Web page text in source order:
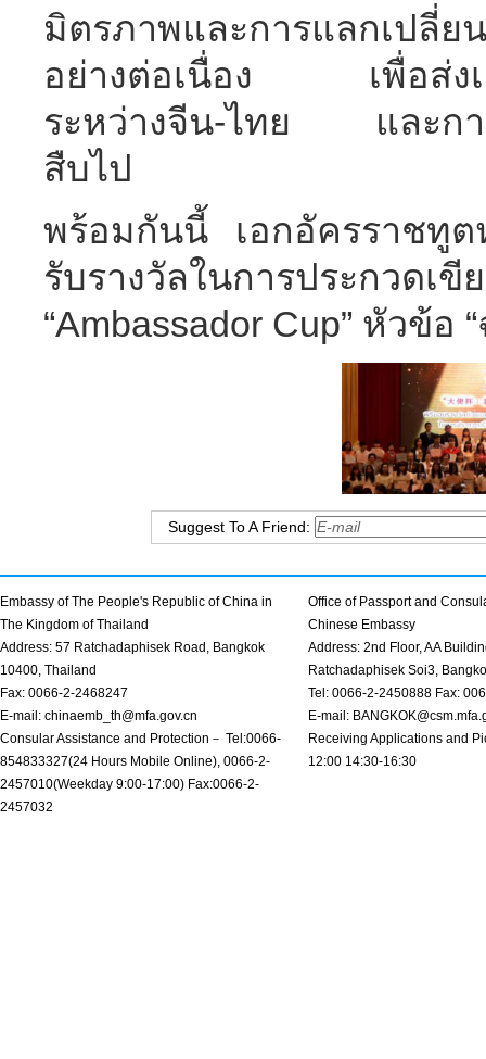
มิตรภาพและการแลกเปลี่
อย่างต่อเนื่อง เพื่อส่งเส
ระหว่างจีน-ไทย และกา
สืบไป
พร้อมกันนี้ เอกอัครราชทูต
รับรางวัลในการประกวดเขี
“Ambassador Cup” หัวข้อ
Suggest To A Friend:
Embassy of The People's Republic of China in
The Kingdom of Thailand
Address: 57 Ratchadaphisek Road, Bangkok
10400, Thailand
Fax: 0066-2-2468247
E-mail: chinaemb_th@mfa.gov.cn
Consular Assistance and Protection－ Tel:0066-
854833327(24 Hours Mobile Online), 0066-2-
2457010(Weekday 9:00-17:00) Fax:0066-2-
2457032
Office of Passport and
Chinese Embassy
Address: 2nd Floor, AA
Ratchadaphisek Soi3,
Tel: 0066-2-2450888 Fax:
E-mail:
Receiving Applications and
12:00 14:30-16:30